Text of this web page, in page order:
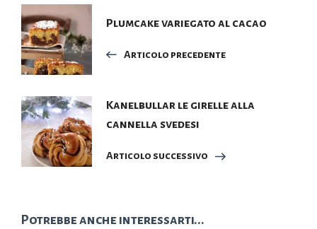
Navigazione
articoli
Plumcake variegato al cacao
Articolo precedente
Kanelbullar le girelle alla
cannella svedesi
Articolo successivo
Potrebbe anche interessarti...